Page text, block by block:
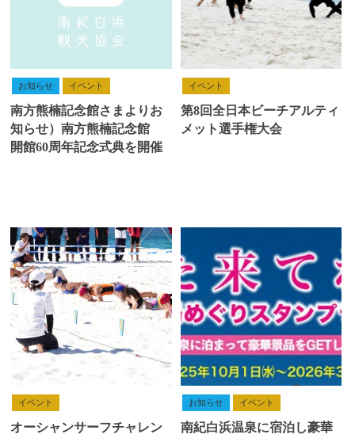
お知らせ イベント
南方熊楠記念館さまよりお
知らせ）南方熊楠記念館
開館60周年記念式典を開催
イベント
第8回全日本ビーチアルティ
メット選手権大会
イベント
オーシャンサーフチャレン
お知らせ イベント
南紀白浜温泉に宿泊し豪華